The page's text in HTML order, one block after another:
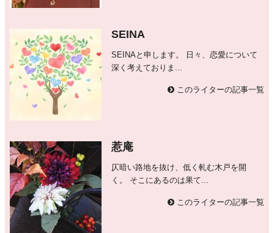
SEINA
SEINAと申します。 日々、恋愛について
深く考えておりま...
このライターの記事一覧
惹庵
仄暗い路地を抜け、低く軋む木戸を開
く。 そこにあるのは果て...
このライターの記事一覧